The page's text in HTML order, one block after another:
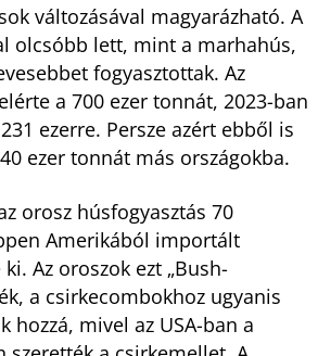
változásával magyarázható. A
olcsóbb lett, mint a marhahús,
fogyasztottak. Az
a 700 ezer tonnát, 2023-ban
ezerre. Persze azért ebből is
ezer tonnát más országokba.
orosz húsfogyasztás 70
Amerikából importált
Az oroszok ezt „Bush-
a csirkecombokhoz ugyanis
hozzá, mivel az USA-ban a